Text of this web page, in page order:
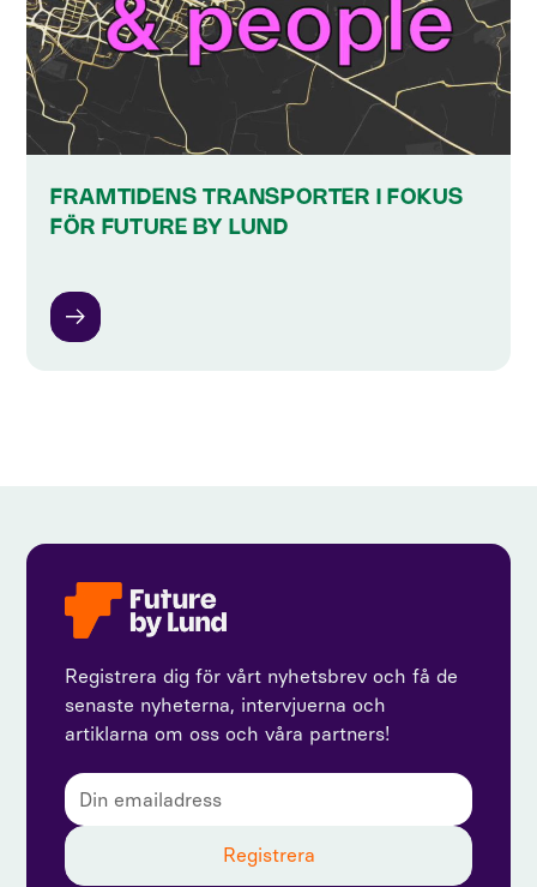
FRAMTIDENS TRANSPORTER I FOKUS
FÖR FUTURE BY LUND
Registrera dig för vårt nyhetsbrev och få de
senaste nyheterna, intervjuerna och
artiklarna om oss och våra partners!